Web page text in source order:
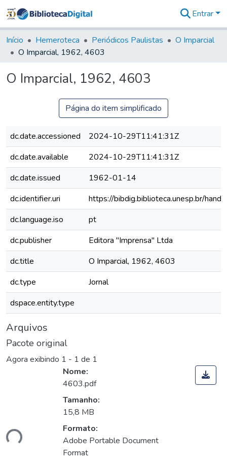
&
Coleções
Tudo na
Digital
Entrar
Início Hemeroteca Periódicos Paulistas
O Imparcial
O Imparcial, 1962, 4603
O Imparcial, 1962, 4603
Página do item simplificado
dc.date.accessioned
2024-10-29T11:41:31Z
dc.date.available
2024-10-29T11:41:31Z
dc.date.issued
1962-01-14
dc.identifier.uri
https://bibdig.biblioteca.unesp.br/
dc.language.iso
pt
dc.publisher
Editora "Imprensa" Ltda
dc.title
O Imparcial, 1962, 4603
dc.type
Jornal
dspace.entity.type
Arquivos
Pacote original
Agora exibindo 1 - 1 de 1
Nome:
4603.pdf
Tamanho:
15,8 MB
Formato:
Adobe Portable Document
Format